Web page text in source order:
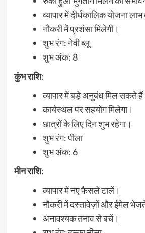
व्यापार में दीर्घकालिक योजना लाभ
नौकरी में प्रशंसा मिलेगी।
शुभ रंग: नेवी ब्लू
शुभ अंक: 8
कुंभराशि:
व्यापार में बड़े अनुबंध मिल सकते
कार्यस्थल पर सहयोग मिलेगा।
छात्रों के लिए दिन शुभ रहेगा।
शुभ रंग: पीला
शुभ अंक: 6
मीन राशि:
व्यापार में नए फैसले टालें।
नौकरी में दस्तावेज़ों और ईमेल
अनावश्यक तनाव से बचें।